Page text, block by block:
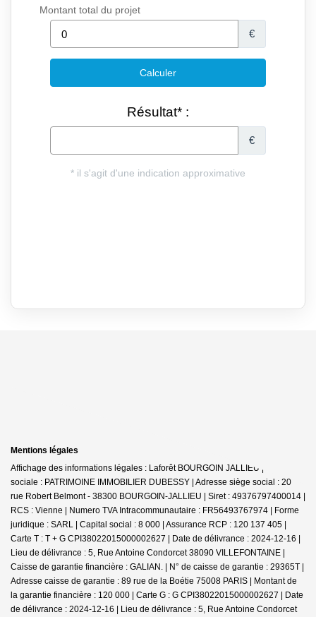
Mentions légales
Affichage des informations légales : Laforêt BOURGOIN JALLIEU | Raison
sociale : PATRIMOINE IMMOBILIER DUBESSY | Adresse siège social : 20
rue Robert Belmont - 38300 BOURGOIN-JALLIEU | Siret : 49376797400014 |
RCS : Vienne | Numero TVA Intracommunautaire : FR56493767974 | Forme
juridique : SARL | Capital social : 8 000 | Assurance RCP : 120 137 405 |
Carte T : T + G CPI38022015000002627 | Date de délivrance : 2024-12-16 |
Lieu de délivrance : 5, Rue Antoine Condorcet 38090 VILLEFONTAINE |
Caisse de garantie financière : GALIAN. | N° de caisse de garantie : 29365T |
Adresse caisse de garantie : 89 rue de la Boétie 75008 PARIS | Montant de
la garantie financière : 120 000 | Carte G : G CPI38022015000002627 | Date
de délivrance : 2024-12-16 | Lieu de délivrance : 5, Rue Antoine Condorcet